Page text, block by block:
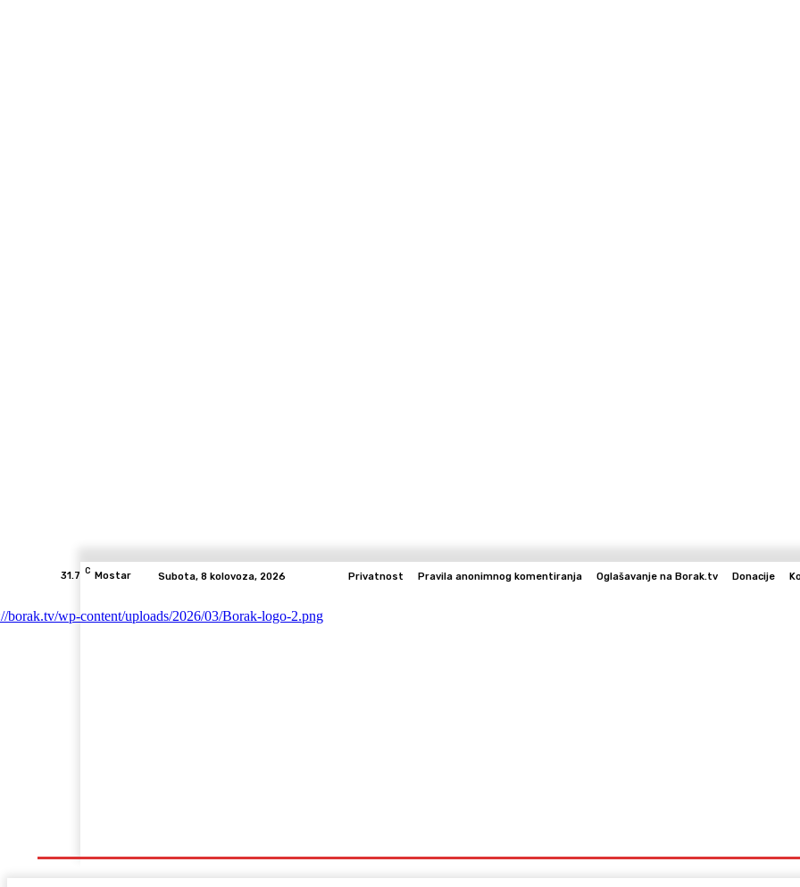
31.7 C Mostar Subota, 8 kolovoza, 2026 Privatnost Pravila anonimnog komentiranja Oglašavanje na Borak.tv Donacije